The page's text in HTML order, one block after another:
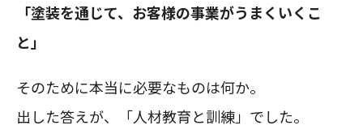
「塗装を通じて、お客様の事業がうまくいくこ
と」
そのために本当に必要なものは何か。
出した答えが、「人材教育と訓練」でした。